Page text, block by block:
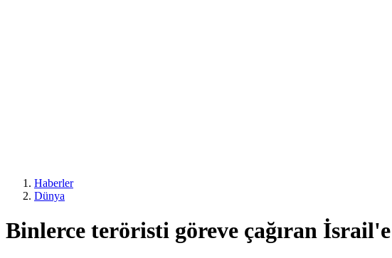
Haberler
Dünya
Binlerce teröristi göreve çağıran